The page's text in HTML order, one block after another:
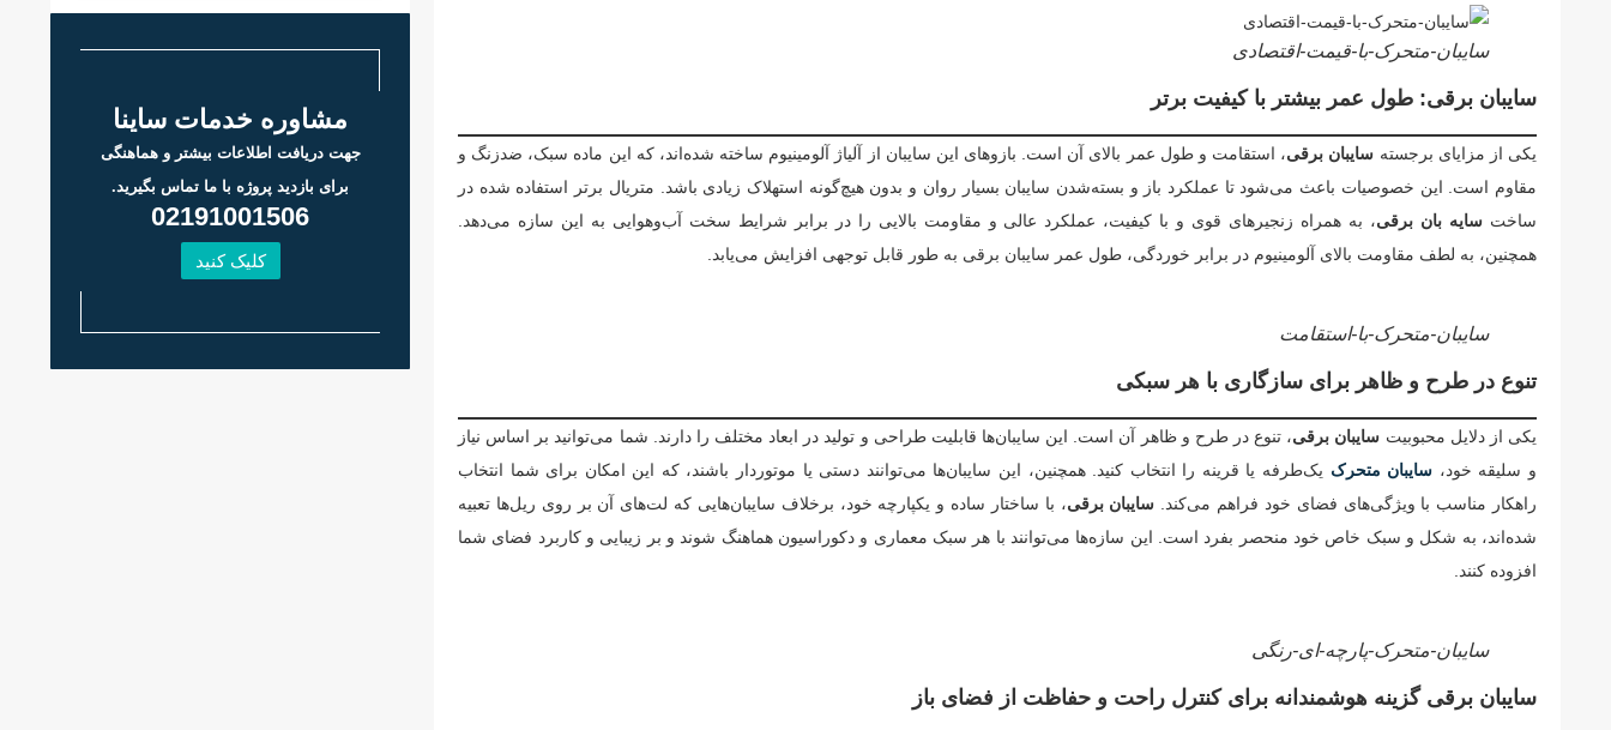
مشاوره خدمات ساینا
جهت دریافت اطلاعات بیشتر و هماهنگی
برای بازدید پروژه با ما تماس بگیرید.
02191001506
کلیک کنید
سایبان-متحرک-با-قیمت-اقتصادی
سایبان برقی: طول عمر بیشتر با کیفیت برتر
یکی از مزایای برجسته سایبان برقی، استقامت و طول عمر بالای آن است. بازوهای این سایبان از آلیاژ آلومینیوم ساخته شده‌اند، که این ماده سبک، ضدزنگ و
مقاوم است. این خصوصیات باعث می‌شود تا عملکرد باز و بسته‌شدن سایبان بسیار روان و بدون هیچ‌گونه استهلاک زیادی باشد. متریال برتر استفاده شده در
ساخت سایه بان برقی، به همراه زنجیرهای قوی و با کیفیت، عملکرد عالی و مقاومت بالایی را در برابر شرایط سخت آب‌وهوایی به این سازه می‌دهد.
همچنین، به لطف مقاومت بالای آلومینیوم در برابر خوردگی، طول عمر سایبان برقی به طور قابل توجهی افزایش می‌یابد.
سایبان-متحرک-با-استقامت
تنوع در طرح و ظاهر برای سازگاری با هر سبکی
یکی از دلایل محبوبیت سایبان برقی، تنوع در طرح و ظاهر آن است. این سایبان‌ها قابلیت طراحی و تولید در ابعاد مختلف را دارند. شما می‌توانید بر اساس نیاز
و سلیقه خود، سایبان متحرک یک‌طرفه یا قرینه را انتخاب کنید. همچنین، این سایبان‌ها می‌توانند دستی یا موتوردار باشند، که این امکان برای شما انتخاب
راهکار مناسب با ویژگی‌های فضای خود فراهم می‌کند. سایبان برقی، با ساختار ساده و یکپارچه خود، برخلاف سایبان‌هایی که لت‌های آن بر روی ریل‌ها تعبیه
شده‌اند، به شکل و سبک خاص خود منحصر بفرد است. این سازه‌ها می‌توانند با هر سبک معماری و دکوراسیون هماهنگ شوند و بر زیبایی و کاربرد فضای شما
افزوده کنند.
سایبان-متحرک-پارچه-ای-رنگی
سایبان برقی گزینه هوشمندانه برای کنترل راحت و حفاظت از فضای باز